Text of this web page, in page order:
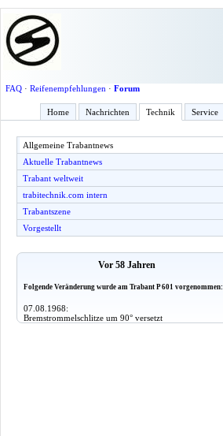
FAQ· Reifenempfehlungen · Forum
Home Nachrichten Technik Service
Allgemeine Trabantnews
Aktuelle Trabantnews
Trabant weltweit
trabitechnik.com intern
Trabantszene
Vorgestellt
Vor 58 Jahren
Folgende Veränderung wurde am Trabant P 601 vorgenommen:
07.08.1968:
Bremstrommelschlitze um 90° versetzt